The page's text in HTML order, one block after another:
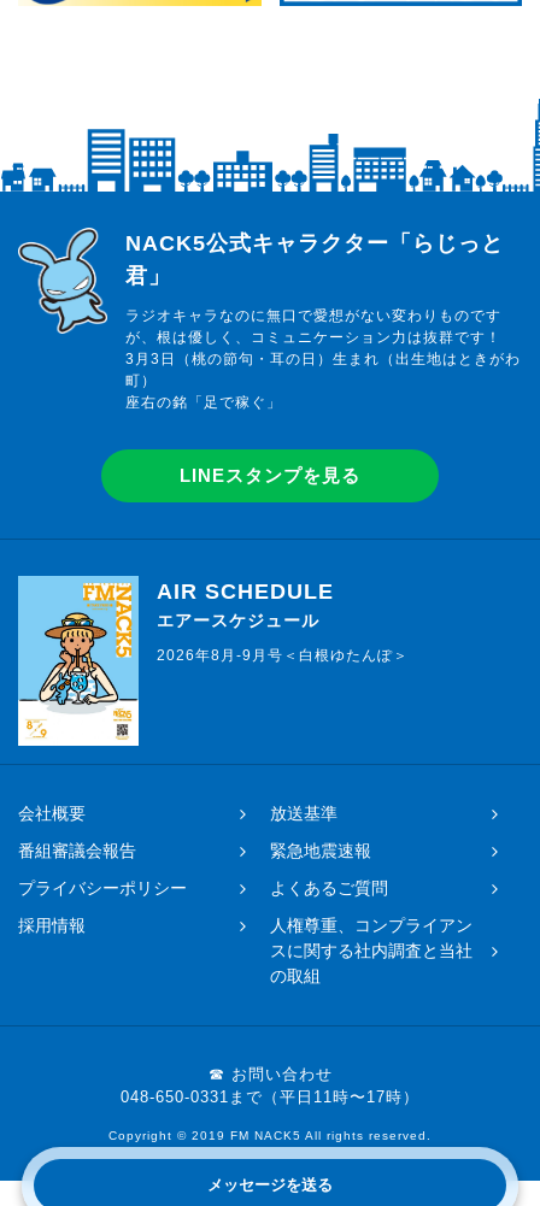
メッセージを送る
らじっと君
NACK5公式キャラクター「らじっと
君」
ラジオキャラなのに無口で愛想がない変わりものです
が、根は優しく、コミュニケーション力は抜群です！
3月3日（桃の節句・耳の日）生まれ（出生地はときがわ
町）
座右の銘「足で稼ぐ」
LINEスタンプを見る
AIR SCHEDULE
エアースケジュール
2026年8月-9月号＜白根ゆたんぽ＞
会社概要
放送基準
番組審議会報告
緊急地震速報
プライバシーポリシー
よくあるご質問
採用情報
人権尊重、コンプライアン
スに関する社内調査と当社
の取組
☎ お問い合わせ
048-650-0331まで（平日11時〜17時）
Copyright © 2019 FM NACK5 All rights reserved.